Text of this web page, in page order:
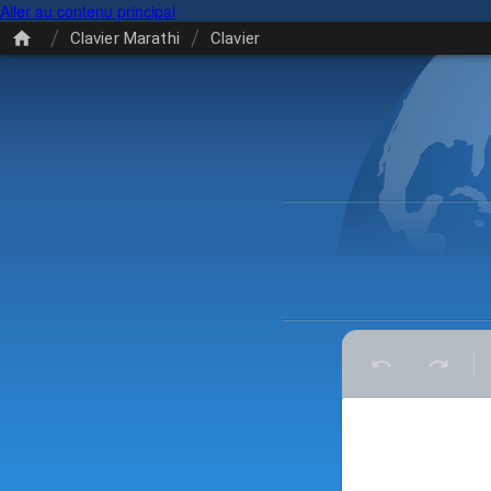
Aller au contenu principal
/ Clavier Marathi / Clavier